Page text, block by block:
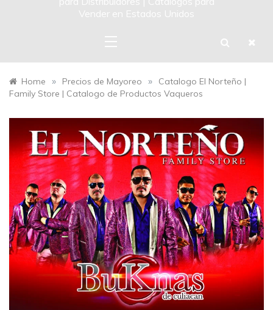
Vender en Estados Unidos
Home » Precios de Mayoreo »
Catalogo El Norteño |
Family Store | Catalogo de Productos Vaqueros